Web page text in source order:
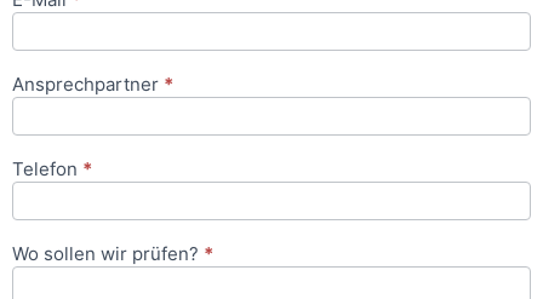
Ansprechpartner *
Telefon *
Wo sollen wir prüfen? *